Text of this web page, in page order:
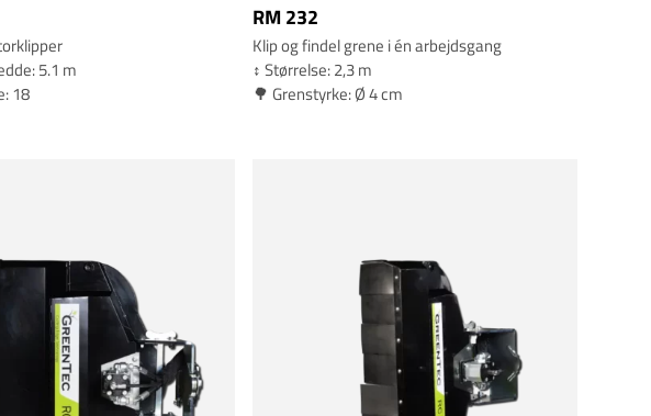
5.1 m
18
RM 232
Klip og findel grene i én arbejdsgang
↕️ Størrelse: 2,3 m
🌳 Grenstyrke: Ø 4 cm